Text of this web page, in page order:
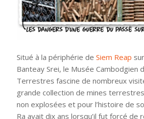
Situé à la périphérie de Siem Reap
Banteay Srei, le Musée Cambodgien
Terrestres fascine de nombreux
grande collection de mines
non explosées et pour l’histoire de
Ra avait dix ans lorsqu’il fut forcé de